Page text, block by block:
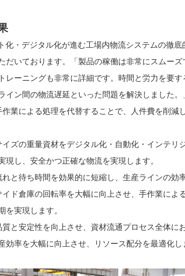
化 ・ デジタル化が進む工場内物流システムの徹
だいております。「製品の稼働は非常にスムー
レーニングも非常に詳細です。時間と労力を要す
イン間の物流遅延といった問題を解決しました。
作業による処理を代替することで、人件費を削減
イズの重量資材をデジタル化 ・ 自動化 ・ インテリ
現し、安全かつ正確な物流を実現します。
れと待ち時間を効果的に短縮し、生産ラインの効
イド倉庫の回転率を大幅に向上させ、手作業によ
を実現します。
質と安定性を向上させ、資材流通プロセス全体に
効率を大幅に向上させ、リソース配分を最適化し